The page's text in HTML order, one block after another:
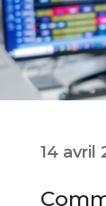
14 avril